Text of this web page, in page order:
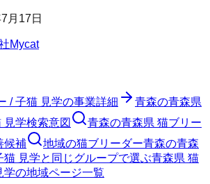
月17日
Mycat
/ 子猫 見学の事業詳細
青森の青森県
見学検索意図
青森の青森県 猫ブリー
候補
地域の猫ブリーダー青森の青森
猫 見学と同じグループで選ぶ青森県 猫
学の地域ページ一覧